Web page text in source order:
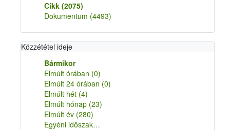
Cikk (2075)
Dokumentum (4493)
Közzététel ideje
Bármikor
Elmúlt órában (0)
Elmúlt 24 órában (0)
Elmúlt hét (4)
Elmúlt hónap (23)
Elmúlt év (280)
Egyéni időszak…